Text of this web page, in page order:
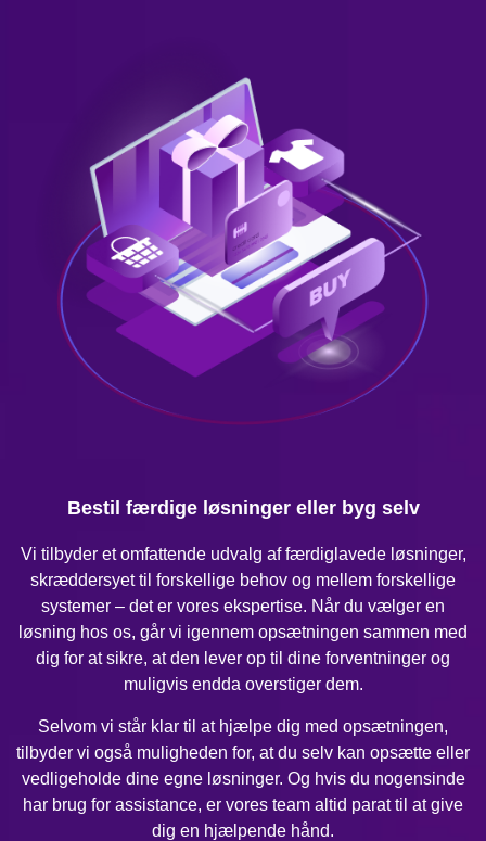
Bestil færdige løsninger eller byg selv
Vi tilbyder et omfattende udvalg af færdiglavede løsninger,
skræddersyet til forskellige behov og mellem forskellige
systemer – det er vores ekspertise. Når du vælger en
løsning hos os, går vi igennem opsætningen sammen med
dig for at sikre, at den lever op til dine forventninger og
muligvis endda overstiger dem.
Selvom vi står klar til at hjælpe dig med opsætningen,
tilbyder vi også muligheden for, at du selv kan opsætte eller
vedligeholde dine egne løsninger. Og hvis du nogensinde
har brug for assistance, er vores team altid parat til at give
dig en hjælpende hånd.